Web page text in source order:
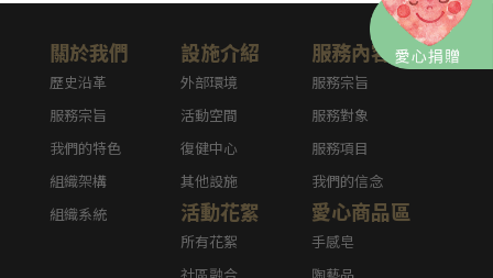
關於我們
歷史沿革
服務宗旨
我們的特色
組織架構
組織系統
設施介紹
外部環境
活動空間
復健中心
其他設施
服務內容
服務宗旨
服務對象
服務項目
我們的信念
活動花絮
所有花絮
愛心商品區
手感皂